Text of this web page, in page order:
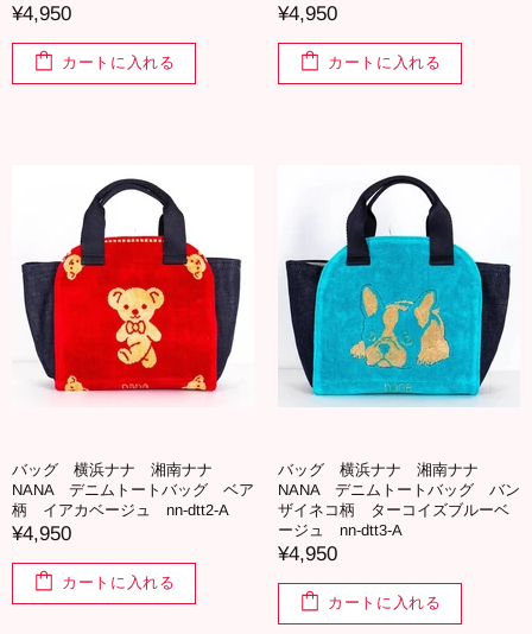
¥4,950
カートに入れる
¥4,950
カートに入れる
バッグ 横浜ナナ 湘南ナナ
NANA デニムトートバッグ ベア
柄 イアカベージュ nn-dtt2-A
¥4,950
カートに入れる
バッグ 横浜ナナ 湘南ナナ
NANA デニムトートバッグ バン
ザイネコ柄 ターコイズブルーベ
ージュ nn-dtt3-A
¥4,950
カートに入れる